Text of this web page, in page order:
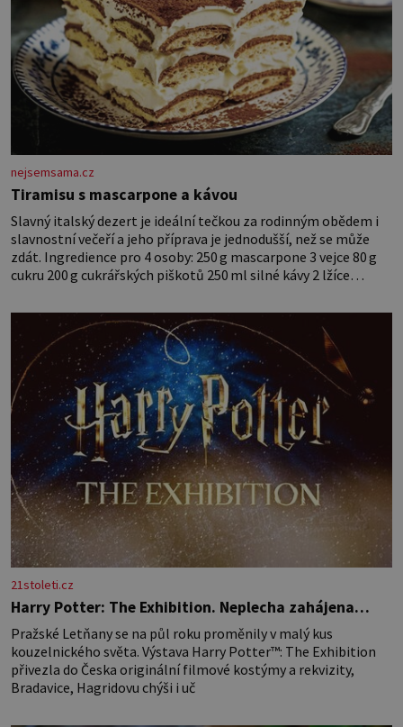
nejsemsama.cz
Tiramisu s mascarpone a kávou
Slavný italský dezert je ideální tečkou za rodinným obědem i
slavnostní večeří a jeho příprava je jednodušší, než se může
zdát. Ingredience pro 4 osoby: 250 g mascarpone 3 vejce 80 g
cukru 200 g cukrářských piškotů 250 ml silné kávy 2 lžíce
Žloutky vyšlehejte s cukrem do světlé pěny a postupně do nich
vmíchejte mascarpone, aby vznikl hladký
21stoleti.cz
Harry Potter: The Exhibition. Neplecha zahájena…
Pražské Letňany se na půl roku proměnily v malý kus
kouzelnického světa. Výstava Harry Potter™: The Exhibition
přivezla do Česka originální filmové kostýmy a rekvizity,
Bradavice, Hagridovu chýši i uč